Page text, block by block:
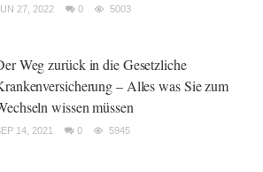
27, 2022 0 5003
Weg zurück in die Gesetzliche
– Alles was Sie zum
wissen müssen
14, 2021 0 5945